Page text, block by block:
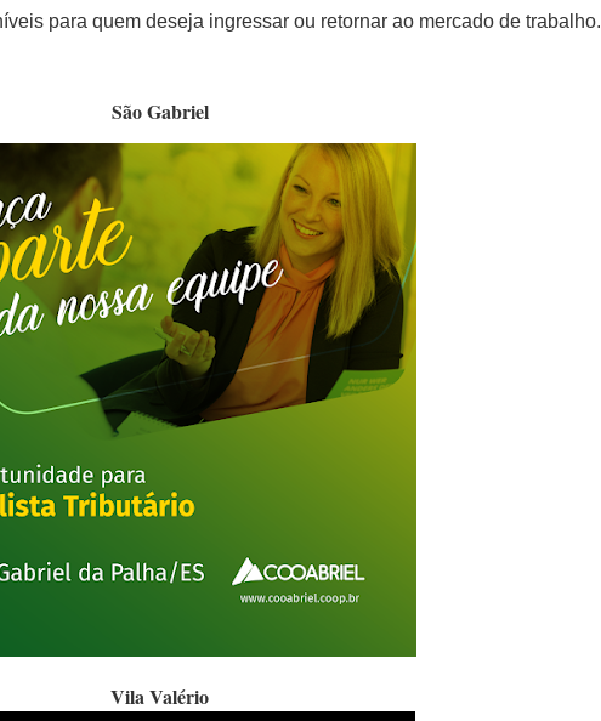
para quem deseja ingressar ou retornar ao mercado de trabalho.
São Gabriel
Vila Valério